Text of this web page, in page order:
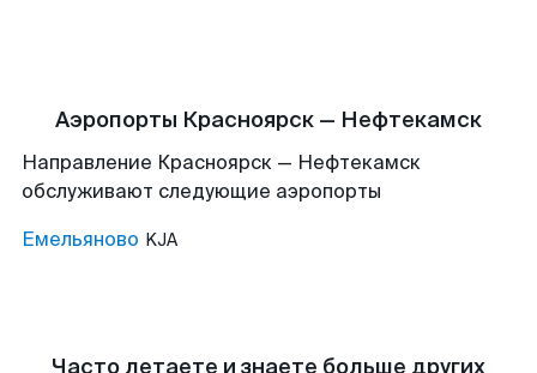
Аэропорты Красноярск — Нефтекамск
Направление Красноярск — Нефтекамск
обслуживают следующие аэропорты
Емельяново KJA
Часто летаете и знаете больше других